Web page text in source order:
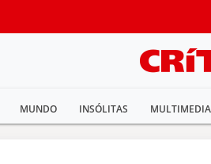
MUNDO INSÓLITAS MULTIMEDIA